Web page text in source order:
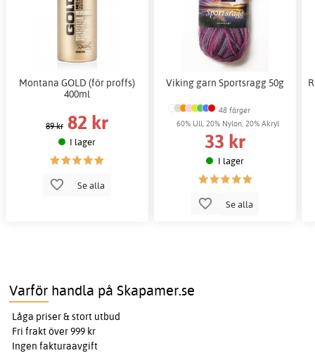
Montana GOLD (för proffs)
400ml
89 kr 82 kr
I lager
Se alla
Viking garn Sportsragg 50g
48 färger
60% Ull, 20% Nylon, 20% Akryl
33 kr
I lager
Se alla
Varför handla på Skapamer.se
Låga priser & stort utbud
Fri frakt över 999 kr
Ingen fakturaavgift